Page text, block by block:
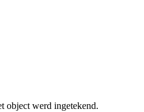
object werd ingetekend.